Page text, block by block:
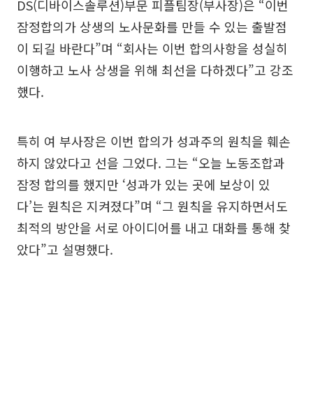
DS(디바이스솔루션)부문 피플팀장(부사장)은 “이번
잠정합의가 상생의 노사문화를 만들 수 있는 출발점
이 되길 바란다”며 “회사는 이번 합의사항을 성실히
이행하고 노사 상생을 위해 최선을 다하겠다”고 강조
했다.
특히 여 부사장은 이번 합의가 성과주의 원칙을 훼손
하지 않았다고 선을 그었다. 그는 “오늘 노동조합과
잠정 합의를 했지만 ‘성과가 있는 곳에 보상이 있
다’는 원칙은 지켜졌다”며 “그 원칙을 유지하면서도
최적의 방안을 서로 아이디어를 내고 대화를 통해 찾
았다”고 설명했다.